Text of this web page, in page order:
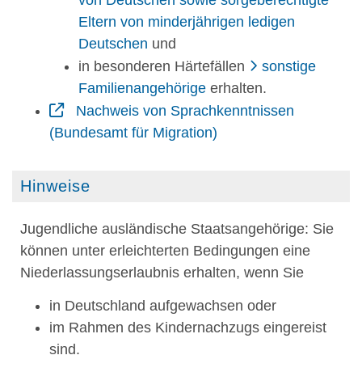
Eltern von minderjährigen ledigen
Deutschen und
in besonderen Härtefällen
sonstige
Familienangehörige erhalten.
Nachweis von Sprachkenntnissen
(Bundesamt für Migration)
Hinweise
Jugendliche ausländische Staatsangehörige: Sie
können unter erleichterten Bedingungen eine
Niederlassungserlaubnis erhalten, wenn Sie
in Deutschland aufgewachsen oder
im Rahmen des Kindernachzugs eingereist
sind.